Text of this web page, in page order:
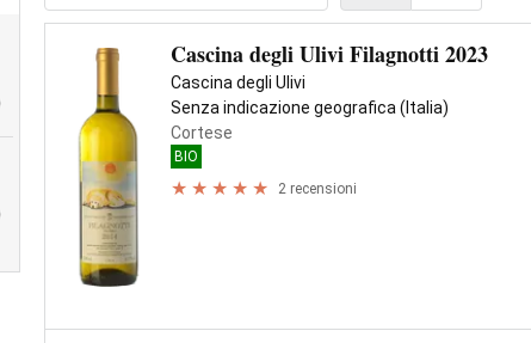
Cascina degli Ulivi Filagnotti 2023
Cascina degli Ulivi
Senza indicazione geografica (Italia)
Cortese
BIO
2 recensioni